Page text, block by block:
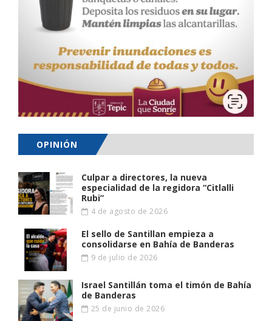
OPINIÓN
Culpar a directores, la nueva
especialidad de la regidora “Citlalli
Rubi”
4 de agosto de 2026
El sello de Santillan empieza a
consolidarse en Bahía de Banderas
9 de julio de 2026
Israel Santillán toma el timón de Bahía
de Banderas
25 de junio de 2026